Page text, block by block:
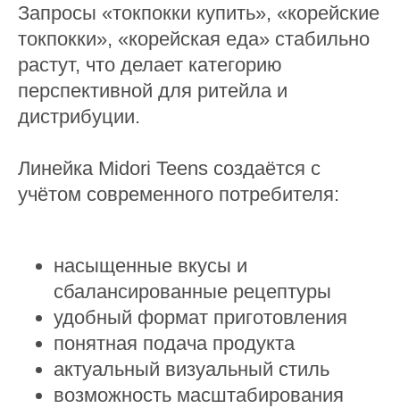
Запросы «токпокки купить», «корейские
токпокки», «корейская еда» стабильно
растут, что делает категорию
перспективной для ритейла и
дистрибуции.
Линейка Midori Teens создаётся с
учётом современного потребителя:
насыщенные вкусы и
сбалансированные рецептуры
удобный формат приготовления
понятная подача продукта
актуальный визуальный стиль
возможность масштабирования